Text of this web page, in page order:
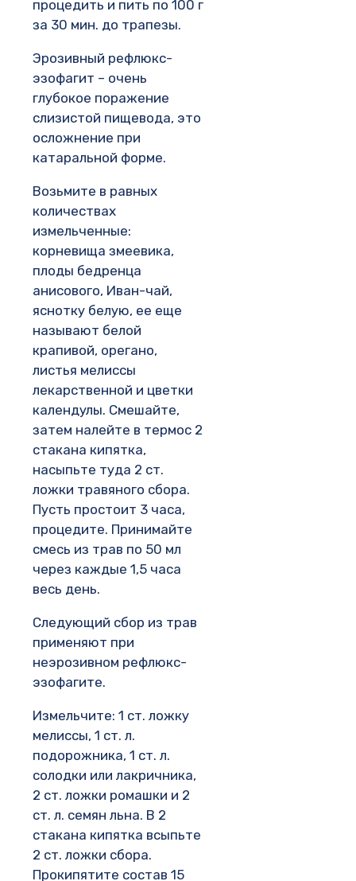
процедить и пить по 100 г
за 30 мин. до трапезы.
Эрозивный рефлюкс-
эзофагит – очень
глубокое поражение
слизистой пищевода, это
осложнение при
катаральной форме.
Возьмите в равных
количествах
измельченные:
корневища змеевика,
плоды бедренца
анисового, Иван-чай,
яснотку белую, ее еще
называют белой
крапивой, орегано,
листья мелиссы
лекарственной и цветки
календулы. Смешайте,
затем налейте в термос 2
стакана кипятка,
насыпьте туда 2 ст.
ложки травяного сбора.
Пусть простоит 3 часа,
процедите. Принимайте
смесь из трав по 50 мл
через каждые 1,5 часа
весь день.
Следующий сбор из трав
применяют при
неэрозивном рефлюкс-
эзофагите.
Измельчите: 1 ст. ложку
мелиссы, 1 ст. л.
подорожника, 1 ст. л.
солодки или лакричника,
2 ст. ложки ромашки и 2
ст. л. семян льна. В 2
стакана кипятка всыпьте
2 ст. ложки сбора.
Прокипятите состав 15